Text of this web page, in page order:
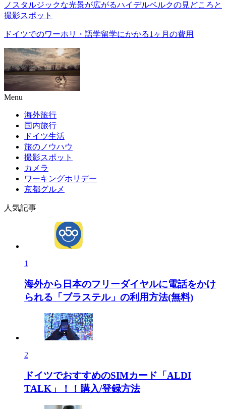
ノスタルジックな光景が広がるハイデルベルクの見どころと
撮影スポット
ドイツでのワーホリ・語学留学にかかる1ヶ月の費用
Menu
海外旅行
国内旅行
ドイツ生活
旅のノウハウ
撮影スポット
カメラ
ワーキングホリデー
京都グルメ
人気記事
1
海外から日本のフリーダイヤルに電話をかけ
られる「ブラステル」の利用方法(無料)
2
ドイツでおすすめのSIMカード「ALDI
TALK」！！購入/登録方法